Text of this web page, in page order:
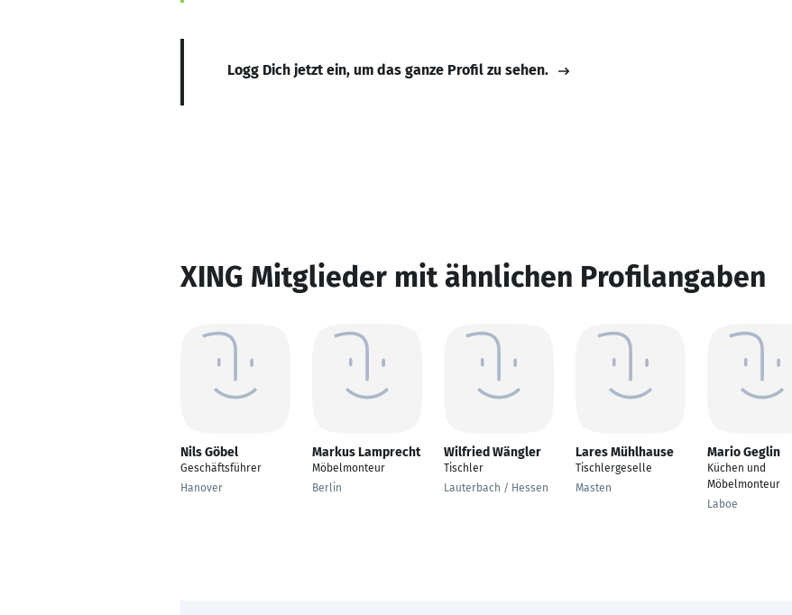
Logg Dich jetzt ein, um das ganze Profil zu sehen.
XING Mitglieder mit ähnlichen Profilangaben
Nils Göbel
Geschäftsführer
Hanover
Markus Lamprecht
Möbelmonteur
Berlin
Wilfried Wängler
Tischler
Lauterbach / Hessen
Lares Mühlhause
Tischlergeselle
Masten
Mario Geglin
Küchen und
Möbelmonteur
Laboe